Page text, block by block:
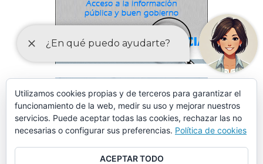
Utilizamos cookies propias y de terceros para garantizar el
funcionamiento de la web, medir su uso y mejorar nuestros
servicios. Puede aceptar todas las cookies, rechazar las no
necesarias o configurar sus preferencias. Política de cookies
ACEPTAR TODO